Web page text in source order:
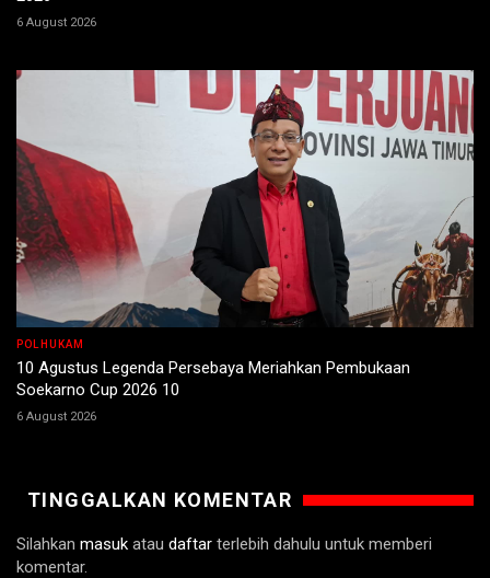
6 August 2026
POLHUKAM
10 Agustus Legenda Persebaya Meriahkan Pembukaan
Soekarno Cup 2026 10
6 August 2026
TINGGALKAN KOMENTAR
Silahkan masuk atau daftar terlebih dahulu untuk memberi
komentar.